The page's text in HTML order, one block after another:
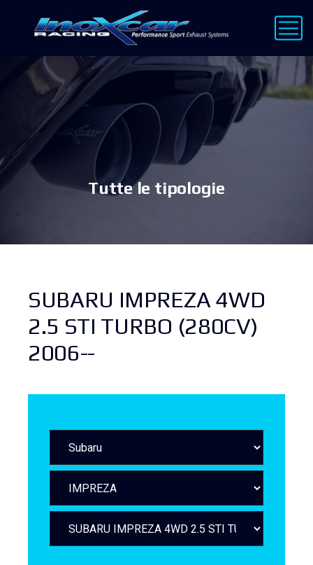
Tutte le tipologie
SUBARU IMPREZA 4WD
2.5 STI TURBO (280CV)
2006--